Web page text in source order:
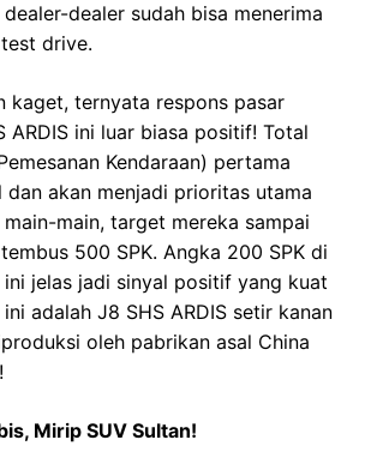
dealer sudah bisa menerima
drive.
kaget, ternyata respons pasar
ARDIS ini luar biasa positif! Total
Kendaraan) pertama
dan akan menjadi prioritas utama
main, target mereka sampai
500 SPK. Angka 200 SPK di
jelas jadi sinyal positif yang kuat
adalah J8 SHS ARDIS setir kanan
oleh pabrikan asal China
Mirip SUV Sultan!